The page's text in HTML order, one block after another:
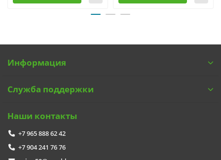
Информация
Служба поддержки
Наши контакты
+7 965 888 62 42
+7 904 241 76 76